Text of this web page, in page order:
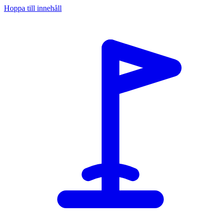
Hoppa till innehåll